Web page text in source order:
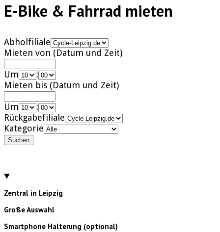
E-Bike & Fahrrad mieten
Abholfiliale
Mieten von (Datum und Zeit)
Um
:
Mieten bis (Datum und Zeit)
Um
:
Rückgabefiliale
Kategorie
Suchen
Zentral in Leipzig
Große Auswahl
Smartphone Halterung (optional)